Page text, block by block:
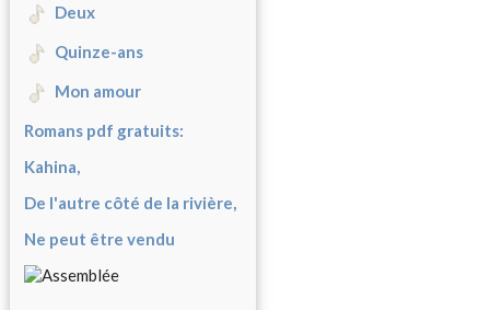
Deux
Quinze-ans
Mon amour
Romans pdf gratuits:
Kahina,
De l'autre côté de la rivière,
Ne peut être vendu